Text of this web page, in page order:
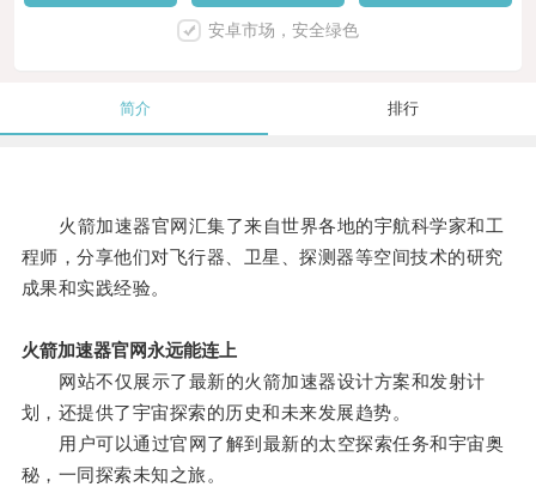
安卓市场，安全绿色
简介 排行
火箭加速器官网汇集了来自世界各地的宇航科学家和工
程师，分享他们对飞行器、卫星、探测器等空间技术的研究
成果和实践经验。
火箭加速器官网永远能连上
网站不仅展示了最新的火箭加速器设计方案和发射计
划，还提供了宇宙探索的历史和未来发展趋势。
用户可以通过官网了解到最新的太空探索任务和宇宙奥
秘，一同探索未知之旅。